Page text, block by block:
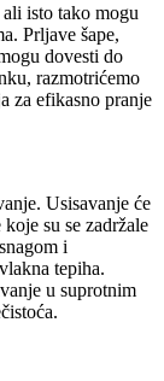
isto tako mogu
Prljave šape,
dovesti do
razmotrićemo
za efikasno pranje
Usisavanje će
su se zadržale
i
tepiha.
u suprotnim